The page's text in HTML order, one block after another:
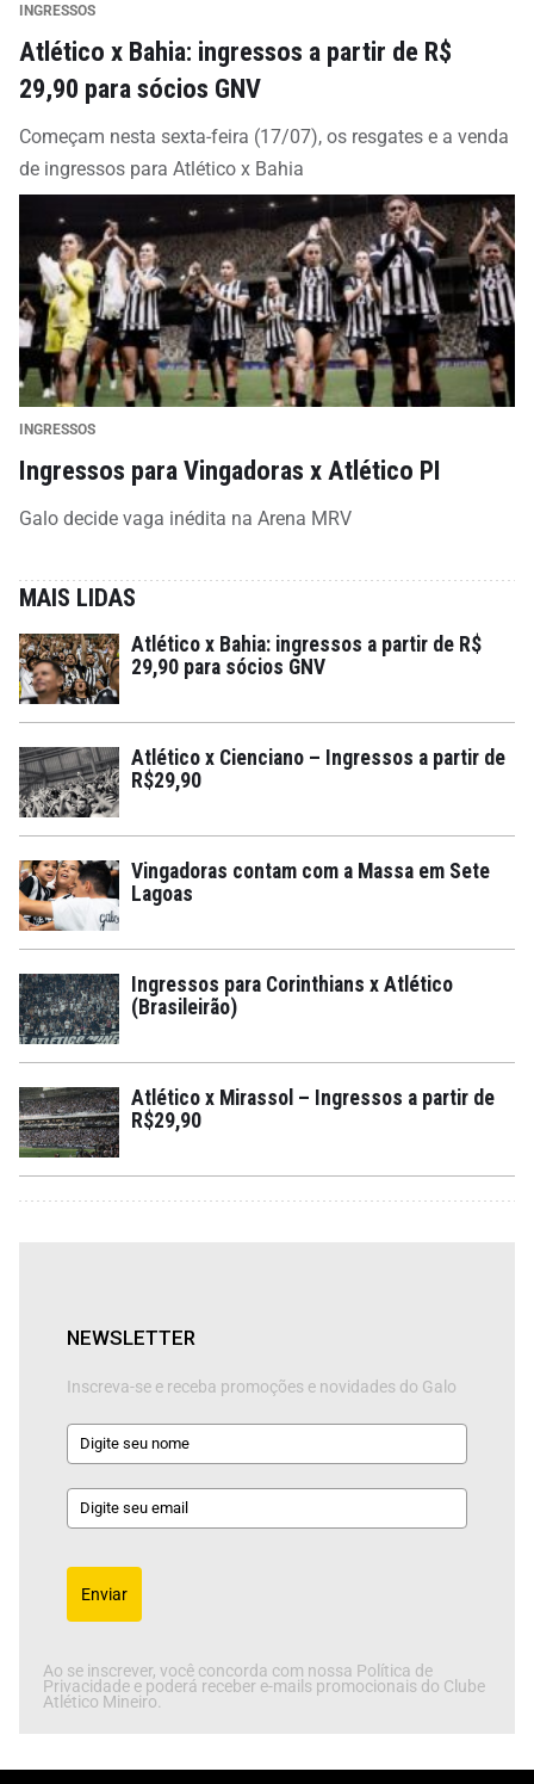
INGRESSOS
Atlético x Bahia: ingressos a partir de R$
29,90 para sócios GNV
Começam nesta sexta-feira (17/07), os resgates e a venda
de ingressos para Atlético x Bahia
INGRESSOS
Ingressos para Vingadoras x Atlético PI
Galo decide vaga inédita na Arena MRV
MAIS LIDAS
Atlético x Bahia: ingressos a partir de R$
29,90 para sócios GNV
Atlético x Cienciano – Ingressos a partir de
R$29,90
Vingadoras contam com a Massa em Sete
Lagoas
Ingressos para Corinthians x Atlético
(Brasileirão)
Atlético x Mirassol – Ingressos a partir de
R$29,90
NEWSLETTER
Inscreva-se e receba promoções e novidades do Galo
Enviar
Ao se inscrever, você concorda com nossa Política de
Privacidade e poderá receber e-mails promocionais do Clube
Atlético Mineiro.